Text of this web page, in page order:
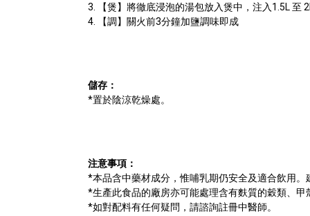
3. 【煲】將徹底浸泡的湯包放入煲中，注入1.5L 至
4. 【調】關火前3分鐘加鹽調味即成
儲存：
*置於陰涼乾燥處。
注意事項：
*本品含中藥材成分，惟哺乳期仍安全及適合飲用。
*生產此食品的廠房亦可能處理含有麩質的穀類、
*如對配料有任何疑問，請諮詢註冊中醫師。